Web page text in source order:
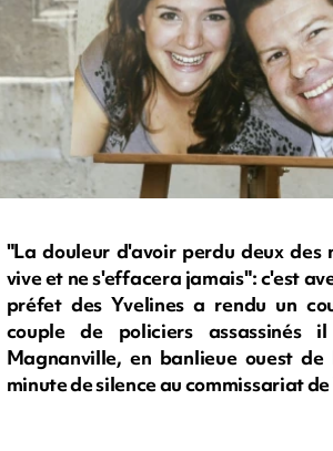
"La douleur d'avoir perdu deux des
vive et ne s'effacera jamais": c'est
préfet des Yvelines a rendu un
couple de policiers
Magnanville, en banlieue ouest
minute de silence au commissariat